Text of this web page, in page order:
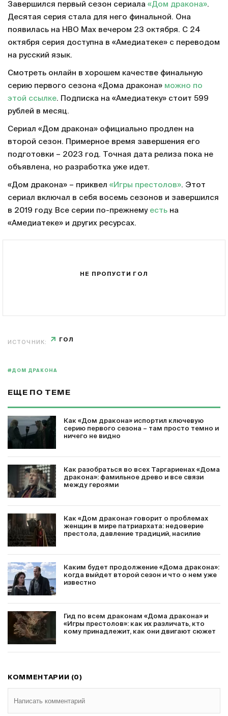
Завершился первый сезон сериала «Дом дракона».
Десятая серия стала для него финальной. Она
появилась на HBO Max вечером 23 октября. С 24
октября серия доступна в «Амедиатеке» с переводом
на русский язык.
Смотреть онлайн в хорошем качестве финальную
серию первого сезона «Дома дракона» можно по
этой ссылке. Подписка на «Амедиатеку» стоит 599
рублей в месяц.
Сериал «Дом дракона» официально продлен на
второй сезон. Примерное время завершения его
подготовки – 2023 год. Точная дата релиза пока не
объявлена, но разработка уже идет.
«Дом дракона» – приквел «Игры престолов». Этот
сериал включал в себя восемь сезонов и завершился
в 2019 году. Все серии по-прежнему есть на
«Амедиатеке» и других ресурсах.
НЕ ПРОПУСТИ ГОЛ
ИСТОЧНИК: ГОЛ
#ДОМ ДРАКОНА
ЕЩЕ ПО ТЕМЕ
Как «Дом дракона» испортил ключевую
серию первого сезона – там просто темно и
ничего не видно
Как разобраться во всех Таргариенах «Дома
дракона»: фамильное древо и все связи
между героями
Как «Дом дракона» говорит о проблемах
женщин в мире патриархата: недоверие
престола, давление традиций, насилие
Каким будет продолжение «Дома дракона»:
когда выйдет второй сезон и что о нем уже
известно
Гид по всем драконам «Дома дракона» и
«Игры престолов»: как их различать, кто
кому принадлежит, как они двигают сюжет
КОММЕНТАРИИ (0)